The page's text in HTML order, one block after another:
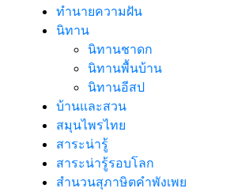
ทํานายความฝัน
นิทาน
นิทานชาดก
นิทานพื้นบ้าน
นิทานอีสป
บ้านและสวน
สมุนไพรไทย
สาระน่ารู้
สาระน่ารู้รอบโลก
สำนวนสุภาษิตคำพังเพย